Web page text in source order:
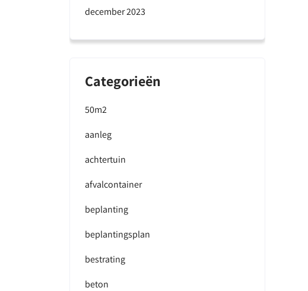
december 2023
Categorieën
50m2
aanleg
achtertuin
afvalcontainer
beplanting
beplantingsplan
bestrating
beton